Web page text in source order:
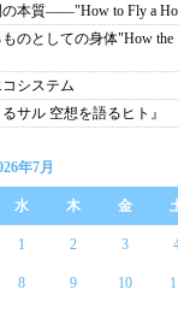
の本質――"How to Fly a
ものとしての身体"How the
システム
サル 空想を語るヒト』
年7月
水 木 金
1 2 3
8 9 10